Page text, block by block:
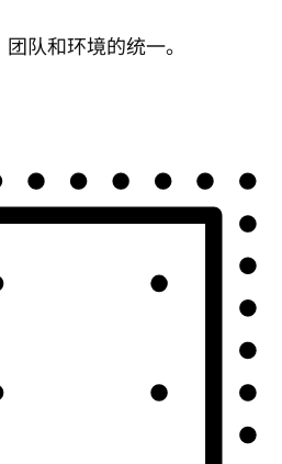
队和环境的统一。